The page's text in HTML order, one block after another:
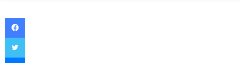
Facebook
Twitter
Messenger